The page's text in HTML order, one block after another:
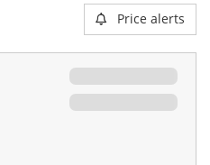
Price alerts